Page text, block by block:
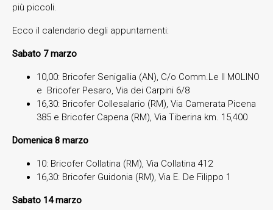
più piccoli.
Ecco il calendario degli appuntamenti:
Sabato 7 marzo
10,00: Bricofer Senigallia (AN), C/o Comm.Le Il MOLINO
e Bricofer Pesaro, Via dei Carpini 6/8
16,30: Bricofer Collesalario (RM), Via Camerata Picena
385 e Bricofer Capena (RM), Via Tiberina km. 15,400
Domenica 8 marzo
10: Bricofer Collatina (RM), Via Collatina 412
16,30: Bricofer Guidonia (RM), Via E. De Filippo 1
Sabato 14 marzo